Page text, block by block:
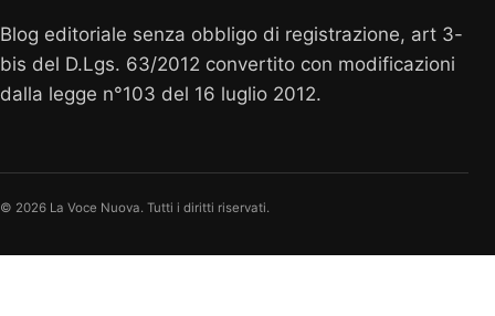
Blog editoriale senza obbligo di registrazione, art 3-
bis del D.Lgs. 63/2012 convertito con modificazioni
dalla legge n°103 del 16 luglio 2012.
© 2026 La Voce Nuova. Tutti i diritti riservati.